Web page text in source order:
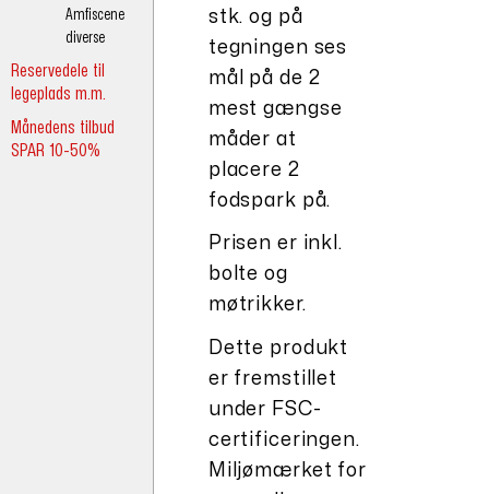
Amfiscene
diverse
Reservedele til
legeplads m.m.
Månedens tilbud
SPAR 10-50%
stk. og på
tegningen ses
mål på de 2
mest gængse
måder at
placere 2
fodspark på.
Prisen er inkl.
bolte og
møtrikker.
Dette produkt
er fremstillet
under FSC-
certificeringen.
Miljømærket for